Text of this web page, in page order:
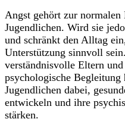
Angst gehört zur
Jugendlichen. Wird sie
und schränkt den Alltag
Unterstützung sinnvoll
verständnisvolle Eltern
psychologische
Jugendlichen dabei,
entwickeln und ihre
stärken.